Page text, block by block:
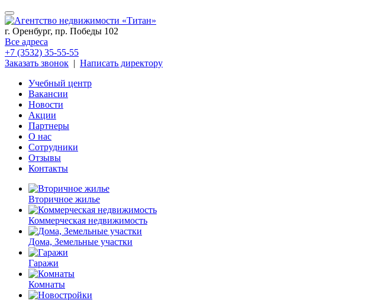
г. Оренбург, пр. Победы 102
Все адреса
+7 (3532) 35-55-55
Заказать звонок | Написать директору
Учебный центр
Вакансии
Новости
Акции
Партнеры
О нас
Сотрудники
Отзывы
Контакты
Вторичное жилье
Коммерческая недвижимость
Дома, Земельные участки
Гаражи
Комнаты